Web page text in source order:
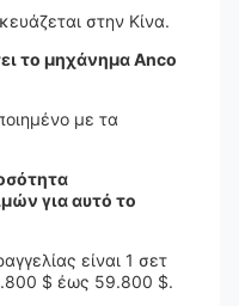
στην Κίνα.
το μηχάνημα Anco
με τα
για αυτό το
είναι 1 σετ
$ έως 59.800 $.